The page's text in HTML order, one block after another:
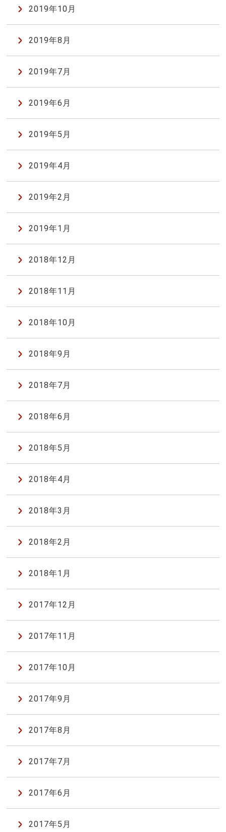
2019年10月
2019年8月
2019年7月
2019年6月
2019年5月
2019年4月
2019年2月
2019年1月
2018年12月
2018年11月
2018年10月
2018年9月
2018年7月
2018年6月
2018年5月
2018年4月
2018年3月
2018年2月
2018年1月
2017年12月
2017年11月
2017年10月
2017年9月
2017年8月
2017年7月
2017年6月
2017年5月